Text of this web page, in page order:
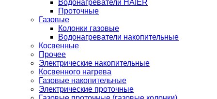
Водонагреватели HAIER
Проточные
Газовые
Колонки газовые
Водонагреватели накопительные
Косвенные
Прочее
Электрические накопительные
Косвенного нагрева
Газовые накопительные
Электрические проточные